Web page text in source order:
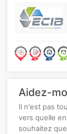
Aidez-
Il n'est pas
vers quelle
souhaitez